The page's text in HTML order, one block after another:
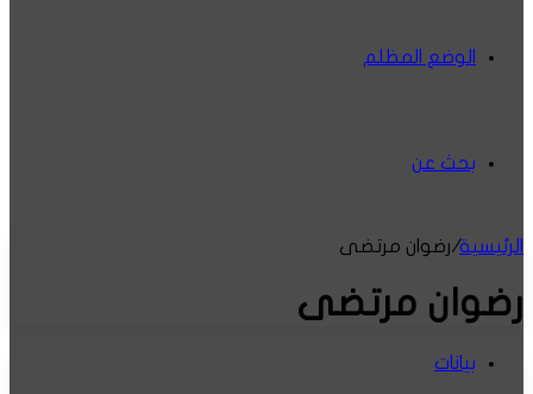
الوضع المظلم
بحث عن
الرئيسية/رضوان مرتضى
رضوان مرتضى
بيانات